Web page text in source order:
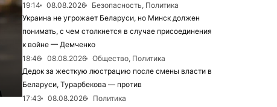
19:14
08.08.2026
Безопасность, Политика
Украина не угрожает Беларуси, но Минск должен
понимать, с чем столкнется в случае присоединения
к войне — Демченко
18:46
08.08.2026
Общество, Политика
Дедок за жесткую люстрацию после смены власти в
Беларуси, Турарбекова — против
17:43
08.08.2026
Политика